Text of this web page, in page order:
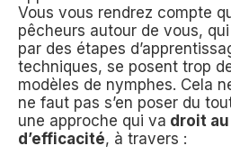
Vous vous rendrez compte
pêcheurs autour de vous,
par des étapes
techniques, se posent trop
modèles de nymphes. Cela
ne faut pas s’en poser du
une approche qui va droit
d’efficacité, à travers :